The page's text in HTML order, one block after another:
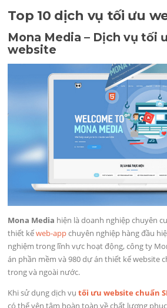
Top 10 dịch vụ tối ưu
Mona Media – Dịch vụ tối
website
Mona Media hiện là doanh nghiệp chuyên
thiết kếweb-appchuyên nghiệp hàng đầu
nghiệm trong lĩnh vực hoạt động, công ty
án phần mềm và 980 dự án thiết kế website
trong và ngoài nước.
Khi sử dụng dịch vụtối ưu website chuẩn
có thể yên tâm hoàn toàn về chất lượng